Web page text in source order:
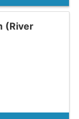
(River